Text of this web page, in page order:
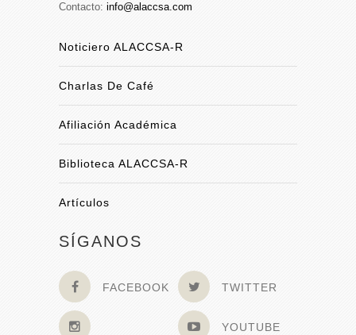
Contacto: info@alaccsa.com
Noticiero ALACCSA-R
Charlas De Café
Afiliación Académica
Biblioteca ALACCSA-R
Artículos
SÍGANOS
FACEBOOK TWITTER
YOUTUBE